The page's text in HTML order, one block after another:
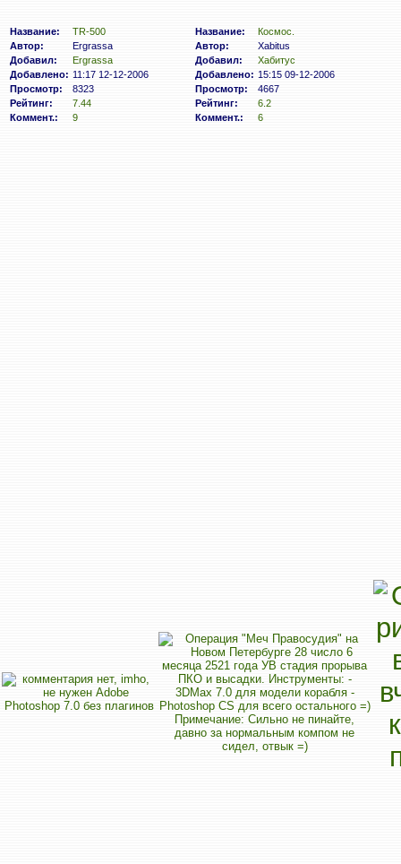
Название:
TR-500
Автор:
Ergrassa
Добавил:
Ergrassa
Добавлено: 11:17 12-12-2006
Просмотр:
8323
Рейтинг:
7.44
Коммент.:
9
Название:
Космос.
Автор:
Xabitus
Добавил:
Хабитус
Добавлено: 15:15 09-12-2006
Просмотр:
4667
Рейтинг:
6.2
Коммент.:
6